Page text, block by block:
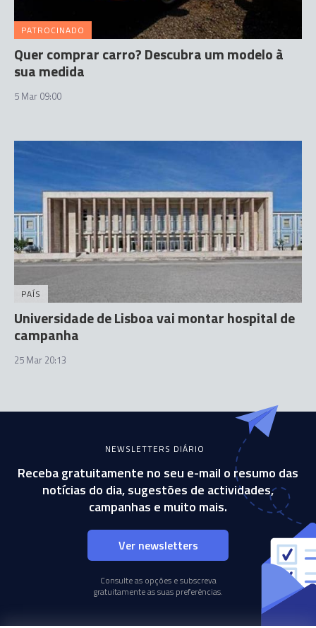
PATROCINADO
Quer comprar carro? Descubra um modelo à
sua medida
5 Mar 09:00
PAÍS
Universidade de Lisboa vai montar hospital de
campanha
25 Mar 20:13
NEWSLETTERS DIÁRIO
Receba gratuitamente no seu e-mail o resumo das
notícias do dia, sugestões de actividades,
campanhas e muito mais.
Ver newsletters
Consulte as opções e subscreva
gratuitamente as suas preferências.